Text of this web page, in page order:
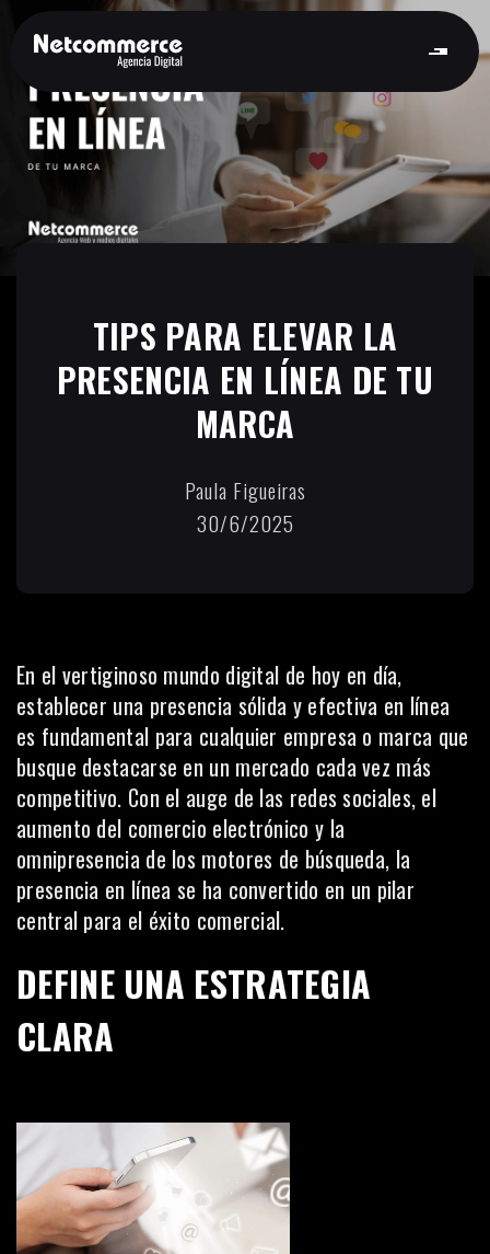
TIPS PARA ELEVAR LA
PRESENCIA EN LÍNEA DE TU
MARCA
Paula Figueiras
30/6/2025
En el vertiginoso mundo digital de hoy en día,
establecer una presencia sólida y efectiva en línea
es fundamental para cualquier empresa o marca que
busque destacarse en un mercado cada vez más
competitivo. Con el auge de las redes sociales, el
aumento del comercio electrónico y la
omnipresencia de los motores de búsqueda, la
presencia en línea se ha convertido en un pilar
central para el éxito comercial.
DEFINE UNA ESTRATEGIA
CLARA